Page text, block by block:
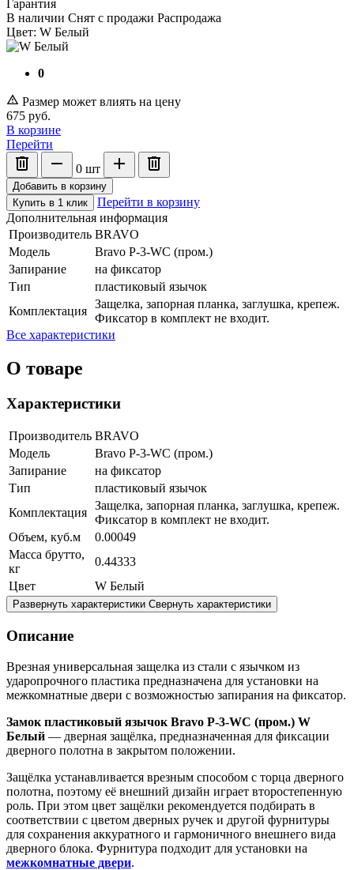
Гарантия
В наличии Снят с продажи Распродажа
Цвет: W Белый
0
Размер может влиять на цену
675 руб.
В корзине
Перейти
0 шт
Добавить в корзину
Купить в 1 клик
Перейти в корзину
Дополнительная информация
Производитель BRAVO
Модель
Bravo P-3-WC (пром.)
Запирание
на фиксатор
Тип
пластиковый язычок
Комплектация
Защелка, запорная планка, заглушка, крепеж.
Фиксатор в комплект не входит.
Все характеристики
О товаре
Характеристики
Производитель BRAVO
Модель
Bravo P-3-WC (пром.)
Запирание
на фиксатор
Тип
пластиковый язычок
Комплектация
Защелка, запорная планка, заглушка, крепеж.
Фиксатор в комплект не входит.
Объем, куб.м
0.00049
Масса брутто,
кг
0.44333
Цвет
W Белый
Развернуть характеристики Свернуть характеристики
Описание
Врезная универсальная защелка из стали с язычком из
ударопрочного пластика предназначена для установки на
межкомнатные двери с возможностью запирания на фиксатор.
Замок пластиковый язычок Bravo P-3-WC (пром.) W
Белый — дверная защёлка, предназначенная для фиксации
дверного полотна в закрытом положении.
Защёлка устанавливается врезным способом с торца дверного
полотна, поэтому её внешний дизайн играет второстепенную
роль. При этом цвет защёлки рекомендуется подбирать в
соответствии с цветом дверных ручек и другой фурнитуры
для сохранения аккуратного и гармоничного внешнего вида
дверного блока. Фурнитура подходит для установки на
межкомнатные двери.